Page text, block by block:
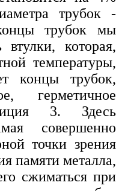
трубок -
трубок мы
которая,
температуры,
концы трубок,
герметичное
3. Здесь
совершенно
точки зрения
памяти металла,
сжиматься при